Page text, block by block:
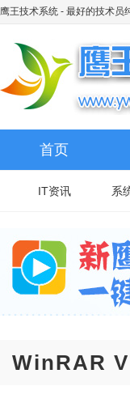
鹰王技术系统 - 最好的技术员
首页
IT资讯 系
WinRAR